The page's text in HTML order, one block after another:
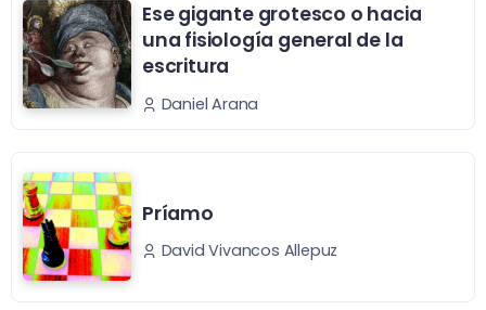
Ese gigante grotesco o hacia
una fisiología general de la
escritura
Daniel Arana
Príamo
David Vivancos Allepuz